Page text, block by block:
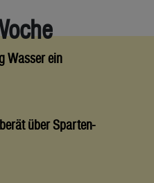
Wasser ein
über Sparten-